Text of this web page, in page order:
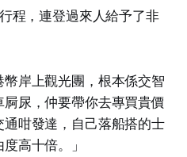
程，連登過來人給予了非
幣岸上觀光團，根本係交智
尿，仲要帶你去專買貴價
咁發達，自己落船搭的士
高十倍。」